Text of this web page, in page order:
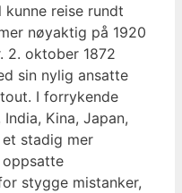
reise rundt
nøyaktig på 1920
2. oktober 1872
sin nylig ansatte
I forrykende
Kina, Japan,
stadig mer
stygge mistanker,